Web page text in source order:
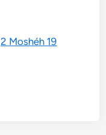
2 Moshéh 19